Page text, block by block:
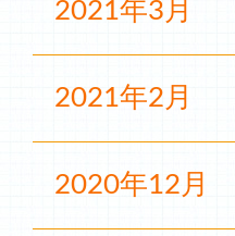
2021年3月
2021年2月
2020年12月